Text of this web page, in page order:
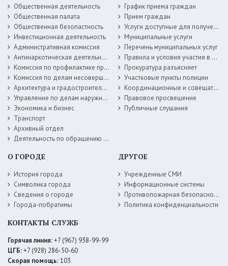
Общественная деятельность
Общественная палата
Общественная безопастность
Инвестиционная деятельность
Административная комиссия
Антинаркотическая деятельность
Комиссия по профилактике правонарушений
Комиссия по делам несовершеннолетних
Архитектура и градостроительство
Управление по делам наружной рекламы
Экономика и бизнес
Транспорт
Архивный отдел
Деятельность по обращению с животными без владельцев
График приема граждан
Прием граждан
Услуги доступные для получения в электронной форме
Муниципальные услуги
Перечень муниципальных услуг
Правила и условия участия в жилищных программах
Прокуратура разъясняет
Участковые пункты полиции
Координационные и совещательные органы
Правовое просвещение
Публичные слушания
О ГОРОДЕ
История города
Символика города
Сведения о городе
Города-побратимы
ДРУГОЕ
Учрежденные СМИ
Информационные системы
Противопожарная безопасность
Политика конфиденциальности
КОНТАКТЫ СЛУЖБ
Горячая линия:+7 (967) 938-99-99
ЦГБ:+7 (928) 286-50-60
Скорая помощь:103